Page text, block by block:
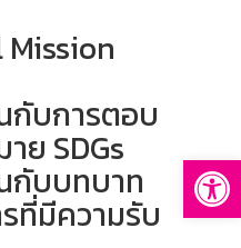
กับการตอบ
ย SDGs
กับบทบาท
ที่มีความรับ